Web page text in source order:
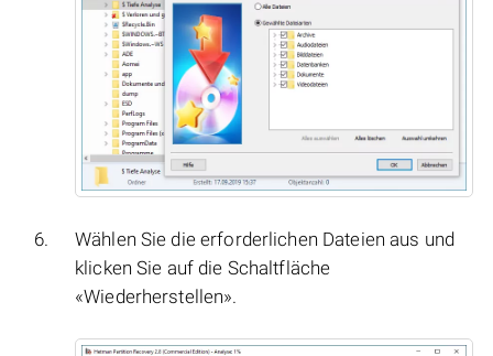
Wählen Sie die erforderlichen Dateien aus und
klicken Sie auf die Schaltfläche
«Wiederherstellen».